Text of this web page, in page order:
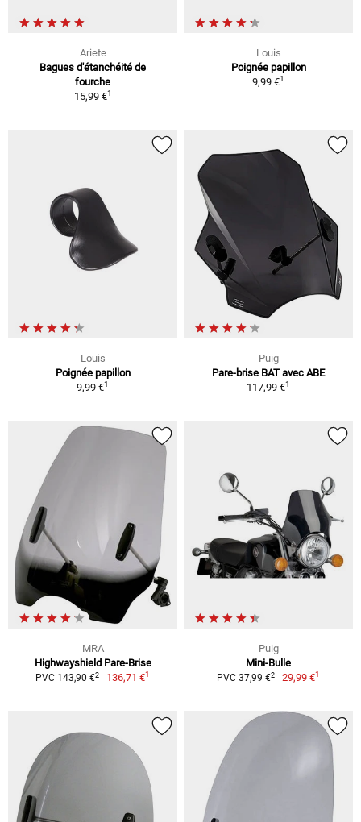
Ariete
Bagues d'étanchéité de
fourche
15,99 €1
Louis
Poignée papillon
9,99 €1
Louis
Poignée papillon
9,99 €1
Puig
Pare-brise BAT avec ABE
117,99 €1
MRA
Highwayshield Pare-Brise
PVC 143,90 €2 136,71 €1
Puig
Mini-Bulle
PVC 37,99 €2 29,99 €1